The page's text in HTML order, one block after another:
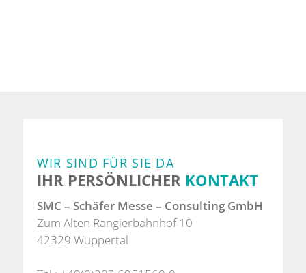
WIR SIND FÜR SIE DA
IHR PERSÖNLICHER KONTAKT
SMC – Schäfer Messe – Consulting GmbH
Zum Alten Rangierbahnhof 10
42329 Wuppertal